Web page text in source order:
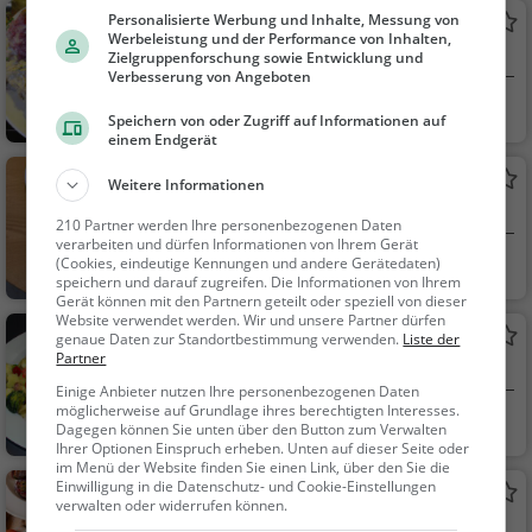
ch, Mittagessen, Euro
päisch, Vegetarisch,
Mediterran
Forsthaus Gysenberg
Restaurant in Herne
Herne
Restaurant, Bierg
ks / Getränke, Deutsc
h, Regionalküche
Cafe Ambiente Bar
Café in Herne
Herne
Café, Bar, Eiscafé
/ Eisdiele, Kaffee / Ku
chen, Frühstück, Geb
äck / Teigwaren, Sna
ails, Eisdiele
Steakhaus El Cadoro
Herne
Restaurant, Steak
House, Abendessen,
Mittagessen
Stübchen im Parkhotel
Personalisierte Werbung und Inhalte, Messung von
Werbeleistung und der Performance von Inhalten,
Zielgruppenforschung sowie Entwicklung und
Verbesserung von Angeboten
Speichern von oder Zugriff auf Informationen auf
einem Endgerät
Weitere Informationen
210 Partner werden Ihre personenbezogenen Daten
verarbeiten und dürfen Informationen von Ihrem Gerät
(Cookies, eindeutige Kennungen und andere Gerätedaten)
speichern und darauf zugreifen. Die Informationen von Ihrem
Gerät können mit den Partnern geteilt oder speziell von dieser
Website verwendet werden. Wir und unsere Partner dürfen
genaue Daten zur Standortbestimmung verwenden. Liste der
Partner
Einige Anbieter nutzen Ihre personenbezogenen Daten
möglicherweise auf Grundlage ihres berechtigten Interesses.
Dagegen können Sie unten über den Button zum Verwalten
Ihrer Optionen Einspruch erheben. Unten auf dieser Seite oder
im Menü der Website finden Sie einen Link, über den Sie die
Einwilligung in die Datenschutz- und Cookie-Einstellungen
verwalten oder widerrufen können.